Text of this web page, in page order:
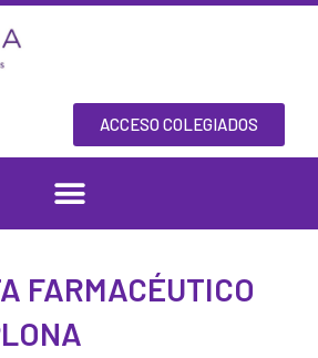
ACCESO COLEGIADOS
FARMACÉUTICO